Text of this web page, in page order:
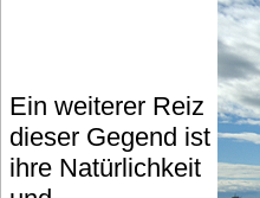
Ein weiterer Reiz
dieser Gegend ist
ihre Natürlichkeit